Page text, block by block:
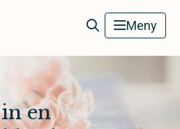
Meny
en